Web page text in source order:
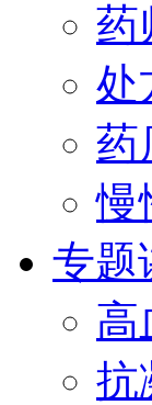
药
处
药
慢
专题
高
抗